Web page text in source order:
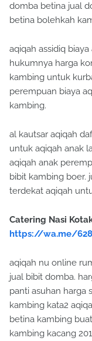
domba betina jual
betina bolehkah
aqiqah assidiq
hukumnya harga
kambing untuk
perempuan biaya
kambing.
al kautsar aqiqah
untuk aqiqah anak
aqiqah anak
bibit kambing boer.
terdekat aqiqah
Catering Nasi
https://wa.me/
aqiqah nu online
jual bibit domba.
panti asuhan harga
kambing kata2
betina kambing
kambing kacang